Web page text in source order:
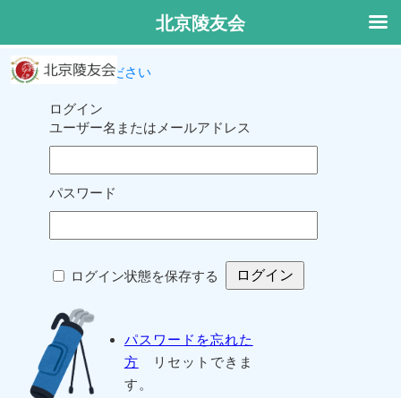
ログインしてください
ログイン
ユーザー名またはメールアドレス
パスワード
ログイン状態を保存する
パスワードを忘れた
方 リセットできま
す。
北京陵友会